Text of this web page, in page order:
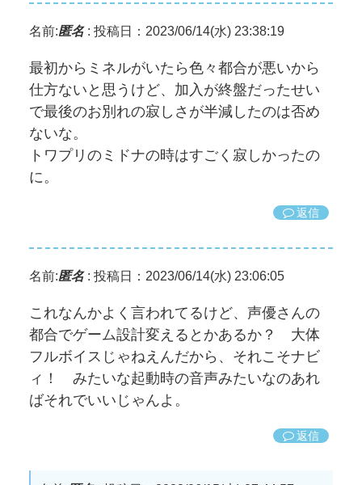
名前:匿名: 投稿日：2023/06/14(水) 23:38:19
最初からミネルがいたら色々都合が悪いから
仕方ないと思うけど、加入が終盤だったせい
で最後のお別れの寂しさが半減したのは否め
ないな。
トワプリのミドナの時はすごく寂しかったの
に。
返信
名前:匿名: 投稿日：2023/06/14(水) 23:06:05
これなんかよく言われてるけど、声優さんの
都合でゲーム設計変えるとかあるか？ 大体
フルボイスじゃねえんだから、それこそナビ
ィ！ みたいな起動時の音声みたいなのあれ
ばそれでいいじゃんよ。
返信